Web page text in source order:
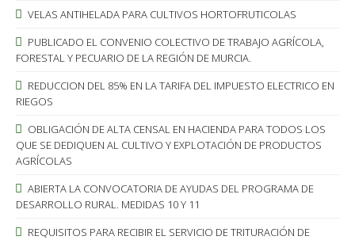
VELAS ANTIHELADA PARA CULTIVOS HORTOFRUTICOLAS
PUBLICADO EL CONVENIO COLECTIVO DE TRABAJO AGRÍCOLA,
FORESTAL Y PECUARIO DE LA REGIÓN DE MURCIA.
REDUCCION DEL 85% EN LA TARIFA DEL IMPUESTO ELECTRICO EN
RIEGOS
OBLIGACIÓN DE ALTA CENSAL EN HACIENDA PARA TODOS LOS
QUE SE DEDIQUEN AL CULTIVO Y EXPLOTACIÓN DE PRODUCTOS
AGRÍCOLAS
ABIERTA LA CONVOCATORIA DE AYUDAS DEL PROGRAMA DE
DESARROLLO RURAL. MEDIDAS 10 Y 11
REQUISITOS PARA RECIBIR EL SERVICIO DE TRITURACIÓN DE